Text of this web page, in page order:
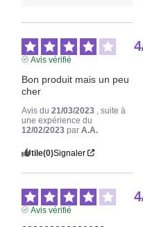
4
Avis vérifié
Bon produit mais un peu
cher
Avis du21/03/2023
, suite à
une expérience du
12/02/2023 parA.A.
Utile(0)Signaler
4
Avis vérifié